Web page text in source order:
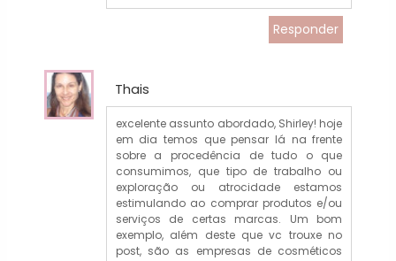
Responder
Thais
excelente assunto abordado, Shirley! hoje
em dia temos que pensar lá na frente
sobre a procedência de tudo o que
consumimos, que tipo de trabalho ou
exploração ou atrocidade estamos
estimulando ao comprar produtos e/ou
serviços de certas marcas. Um bom
exemplo, além deste que vc trouxe no
post, são as empresas de cosméticos